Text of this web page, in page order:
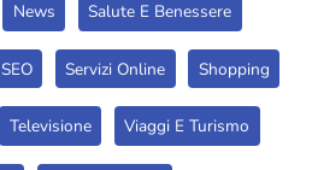
News Salute E Benessere
SEO Servizi Online Shopping
Televisione Viaggi E Turismo